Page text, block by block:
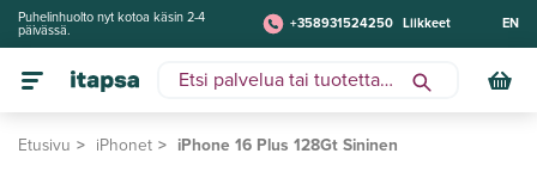
+358931524250 Liikkeet
Puhelinhuolto nyt kotoa käsin 2-4
päivässä.
EN
Etusivu iPhonet iPhone 16 Plus 128Gt Sininen